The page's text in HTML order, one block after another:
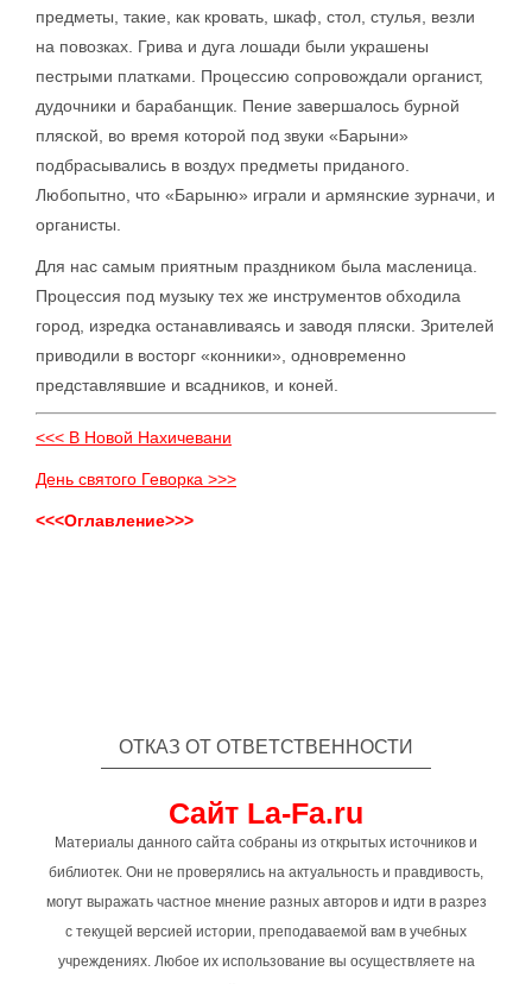
предметы, такие, как кровать, шкаф, стол, стулья, везли
на повозках. Грива и дуга лошади были украшены
пестрыми платками. Процессию сопровождали органист,
дудочники и барабанщик. Пение завершалось бурной
пляской, во время которой под звуки «Барыни»
подбрасывались в воздух предметы приданого.
Любопытно, что «Барыню» играли и армянские зурначи, и
органисты.
Для нас самым приятным праздником была масленица.
Процессия под музыку тех же инструментов обходила
город, изредка останавливаясь и заводя пляски. Зрителей
приводили в восторг «конники», одновременно
представлявшие и всадников, и коней.
<<< В Новой Нахичевани
День святого Геворка >>>
<<<Оглавление>>>
ОТКАЗ ОТ ОТВЕТСТВЕННОСТИ
Сайт La-Fa.ru
Материалы данного сайта собраны из открытых источников и
библиотек. Они не проверялись на актуальность и правдивость,
могут выражать частное мнение разных авторов и идти в разрез
с текущей версией истории, преподаваемой вам в учебных
учреждениях. Любое их использование вы осуществляете на